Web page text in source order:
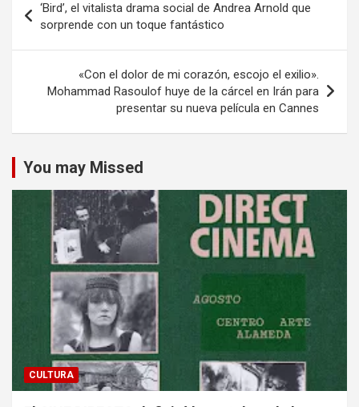
de
entradas
‘Bird’, el vitalista drama social de Andrea Arnold que
sorprende con un toque fantástico
«Con el dolor de mi corazón, escojo el exilio».
Mohammad Rasoulof huye de la cárcel en Irán para
presentar su nueva película en Cannes
You may Missed
CULTURA